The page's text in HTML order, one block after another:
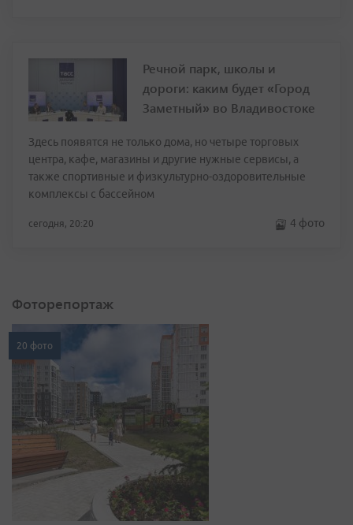
Речной парк, школы и
дороги: каким будет «Город
Заметный» во Владивостоке
Здесь появятся не только дома, но четыре торговых
центра, кафе, магазины и другие нужные сервисы, а
также спортивные и физкультурно-оздоровительные
комплексы с бассейном
сегодня, 20:20 4 фото
Фоторепортаж
20 фото